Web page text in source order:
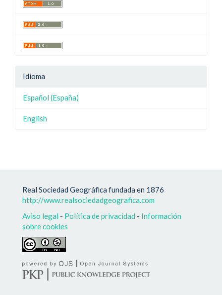
Idioma
Español (España)
English
Real Sociedad Geográfica fundada en 1876
http://www.realsociedadgeografica.com
Aviso legal - Política de privacidad - Información
sobre cookies